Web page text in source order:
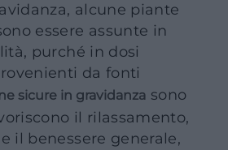
alcune piante
essere assunte in
purché in dosi
da fonti
sicure in gravidanza sono
il rilassamento,
il benessere generale,